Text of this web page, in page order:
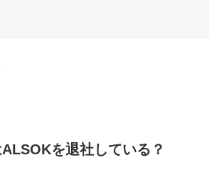
を退社している？